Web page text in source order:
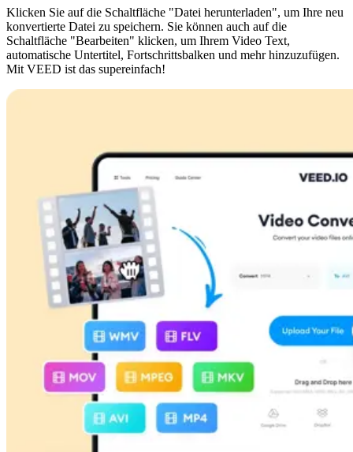
Klicken Sie auf die Schaltfläche "Datei herunterladen", um Ihre neu
konvertierte Datei zu speichern. Sie können auch auf die
Schaltfläche "Bearbeiten" klicken, um Ihrem Video Text,
automatische Untertitel, Fortschrittsbalken und mehr hinzuzufügen.
Mit VEED ist das supereinfach!